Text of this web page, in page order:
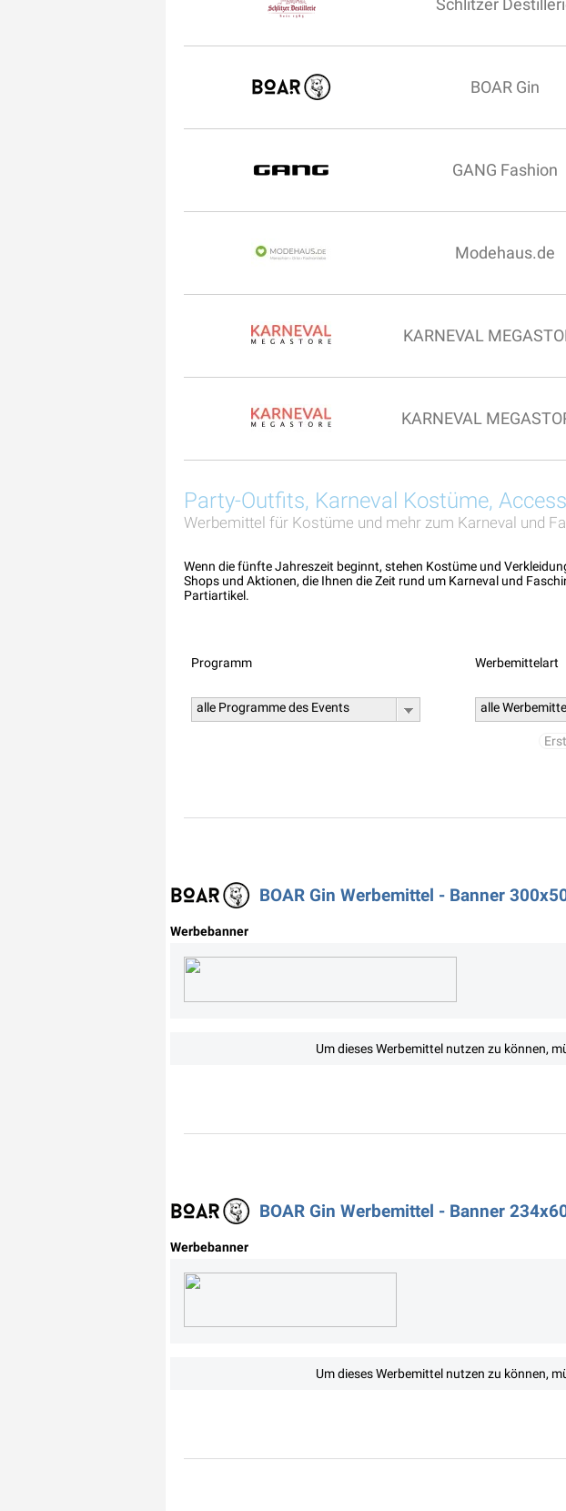
Schlitzer
BOAR Gin
GANG Fashion
Modehaus.de
KARNEVAL
KARNEVAL
Party-Outfits, Karneval Kostüme,
Werbemittel für Kostüme und mehr zum Karneval und
Wenn die fünfte Jahreszeit beginnt, stehen Kostüme und
Shops und Aktionen, die Ihnen die Zeit rund um Karneval und
Partiartikel.
Programm
alle Programme des Events
Werbemittelart
alle
BOAR Gin Werbemittel - Banner
Werbebanner
Um dieses Werbemittel nutzen zu können,
BOAR Gin Werbemittel - Banner
Werbebanner
Um dieses Werbemittel nutzen zu können,